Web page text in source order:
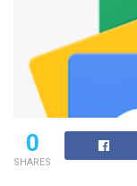
0
SHARES